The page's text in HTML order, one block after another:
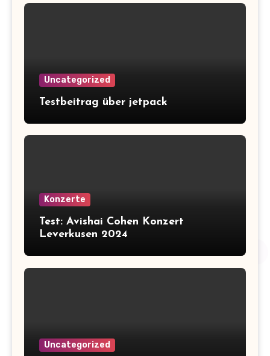
Uncategorized
Testbeitrag über jetpack
Konzerte
Test: Avishai Cohen Konzert
Leverkusen 2024
Uncategorized